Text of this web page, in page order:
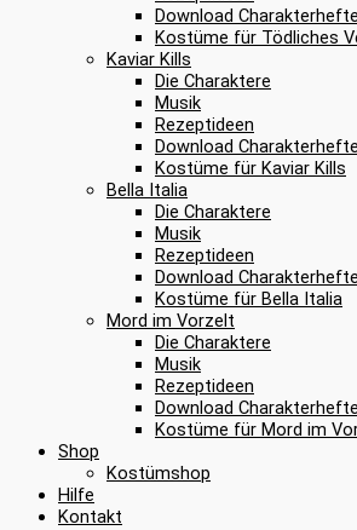
Download Charakterhefte
Kostüme für Tödliches
Kaviar Kills
Die Charaktere
Musik
Rezeptideen
Download Charakterhefte
Kostüme für Kaviar Kills
Bella Italia
Die Charaktere
Musik
Rezeptideen
Download Charakterhefte
Kostüme für Bella Italia
Mord im Vorzelt
Die Charaktere
Musik
Rezeptideen
Download Charakterhefte
Kostüme für Mord im
Shop
Kostümshop
Hilfe
Kontakt